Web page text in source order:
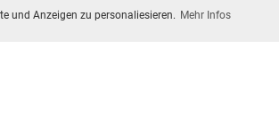
und Anzeigen zu personaliesieren. Mehr Infos